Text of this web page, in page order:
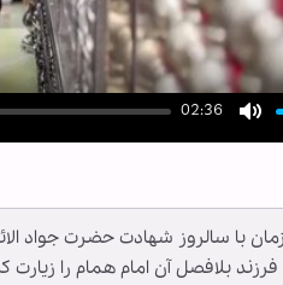
02:36
با سالروز شهادت حضرت جواد
بلافصل آن امام همام را زیارت